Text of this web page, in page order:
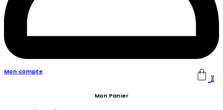
Mon compte
0
Mon Panier